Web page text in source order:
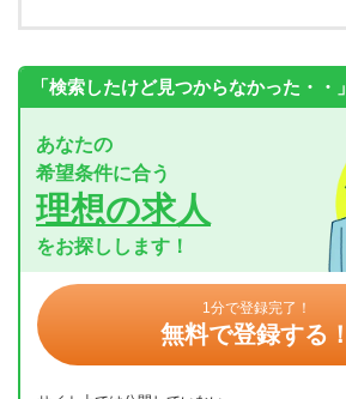
「検索したけど見つからなかった・・」
あなたの
希望条件に合う
理想の求人
をお探しします！
1分で登録完了！
無料で登録する！